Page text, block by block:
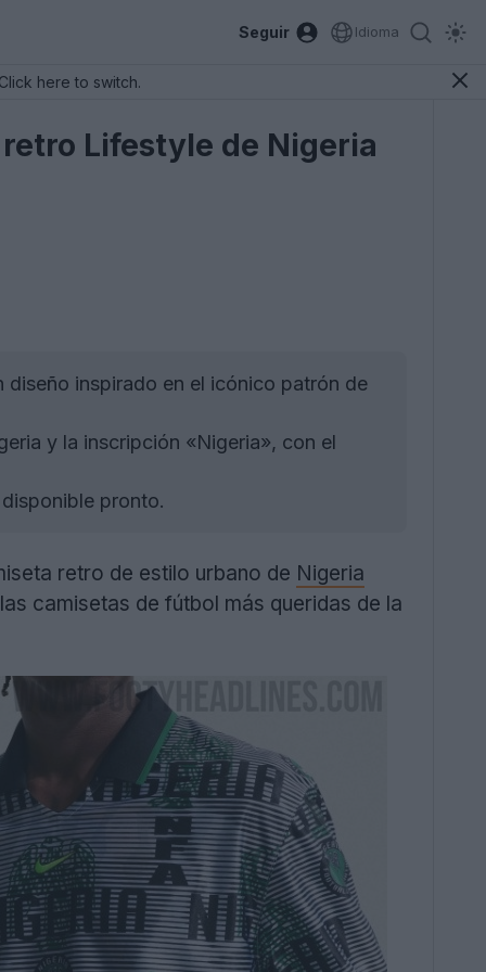
Seguir Idioma
here to switch.
Lifestyle de Nigeria
inspirado en el icónico patrón de
y la inscripción «Nigeria», con el
pronto.
retro de estilo urbano de Nigeria
camisetas de fútbol más queridas de la